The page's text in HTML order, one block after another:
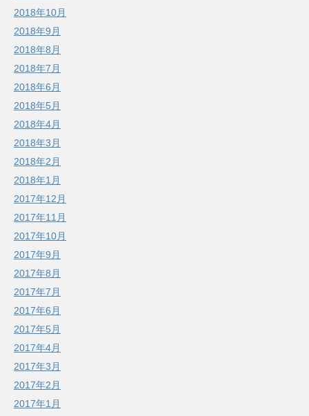
2018年10月
2018年9月
2018年8月
2018年7月
2018年6月
2018年5月
2018年4月
2018年3月
2018年2月
2018年1月
2017年12月
2017年11月
2017年10月
2017年9月
2017年8月
2017年7月
2017年6月
2017年5月
2017年4月
2017年3月
2017年2月
2017年1月